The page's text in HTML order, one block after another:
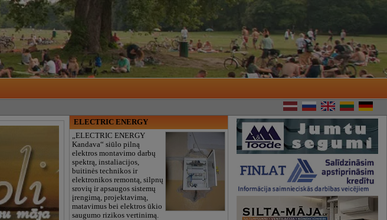
ELECTRIC ENERGY
„ELECTRIC ENERGY
Kandava“ siūlo pilną
elektros montavimo darbų
spektrą, instaliacijos,
buitinės technikos ir
elektronikos remontą, silpnų
srovių ir apsaugos sistemų
įrengimą, projektavimą,
matavimus bei elektros ūkio
saugumo rizikos vertinimą.